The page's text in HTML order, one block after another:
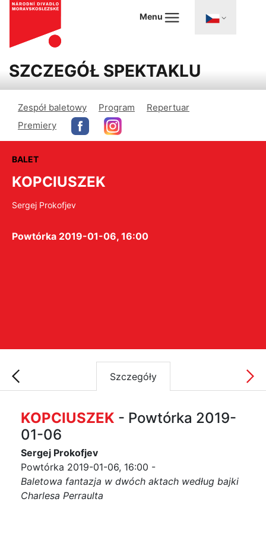
Menu
SZCZEGÓŁ SPEKTAKLU
Zespół baletowy Program
Repertuar
Premiery
BALET
KOPCIUSZEK
Sergej Prokofjev
Powtórka 2019-01-06, 16:00
Szczegóły
KOPCIUSZEK - Powtórka 2019-
01-06
Sergej Prokofjev
Powtórka 2019-01-06, 16:00 -
Baletowa fantazja w dwóch aktach według bajki
Charlesa Perraulta